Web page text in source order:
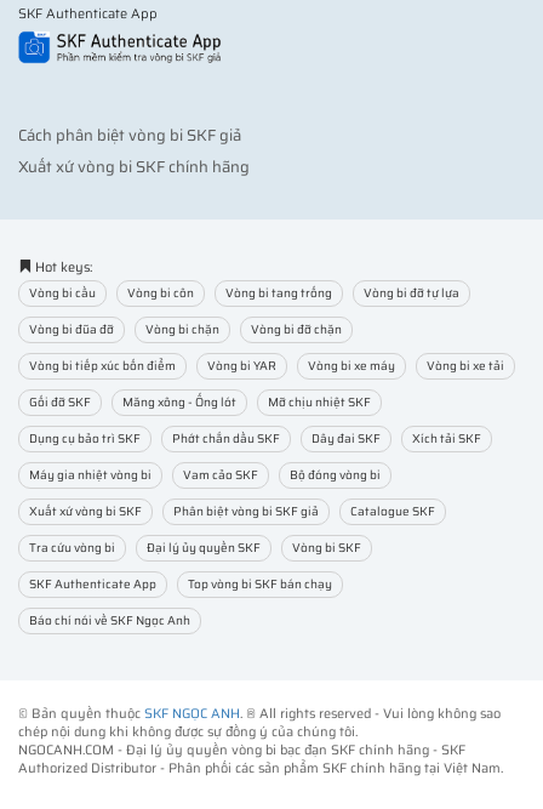
SKF Authenticate App
Cách phân biệt vòng bi SKF giả
Xuất xứ vòng bi SKF chính hãng
Hot keys:
Vòng bi cầu Vòng bi côn Vòng bi tang trống
Vòng bi đỡ tự lựa
Vòng bi đũa đỡ
Vòng bi chặn
Vòng bi đỡ chặn
Vòng bi tiếp xúc bốn điểm
Vòng bi YAR Vòng bi xe máy
Vòng bi xe tải
Gối đỡ SKF
Măng xông - Ống lót
Mỡ chịu nhiệt SKF
Dụng cụ bảo trì SKF
Phớt chắn dầu SKF Dây đai SKF
Xích tải SKF
Máy gia nhiệt vòng bi
Vam cảo SKF
Bộ đóng vòng bi
Xuất xứ vòng bi SKF
Phân biệt vòng bi SKF giả
Catalogue SKF
Tra cứu vòng bi
Đại lý ủy quyền SKF
Vòng bi SKF
SKF Authenticate App
Top vòng bi SKF bán chạy
Báo chí nói về SKF Ngọc Anh
© Bản quyền thuộcSKF NGỌC ANH. ® All rights reserved - Vui lòng không sao
chép nội dung khi không được sự đồng ý của chúng tôi.
NGOCANH.COM - Đại lý ủy quyền vòng bi bạc đạn SKF chính hãng -SKF
Authorized Distributor- Phân phối các sản phẩm SKF chính hãng tại Việt Nam.